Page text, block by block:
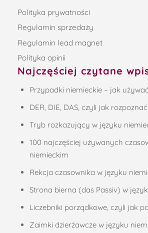
Polityka prywatności
Regulamin sprzedaży
Regulamin lead magnet
Polityka opinii
Najczęściej czytane
Przypadki niemieckie – jak
DER, DIE, DAS, czyli jak
Tryb rozkazujący w języku
100 najczęściej używanych
niemieckim
Rekcja czasownika w języku
Strona bierna (das Passiv) w
Liczebniki porządkowe, czyli jak
Zaimki dzierżawcze w języku